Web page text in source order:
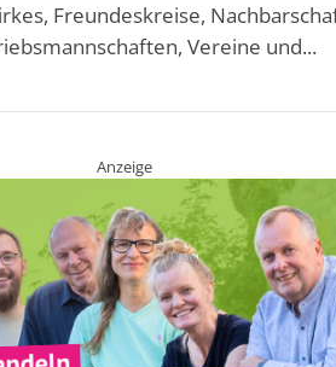
Freundeskreise,
Vereine und...
Anzeige